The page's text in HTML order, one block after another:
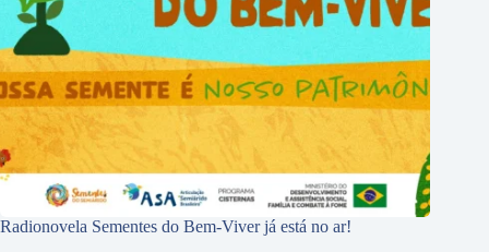
Radionovela Sementes do Bem-Viver já está no ar!